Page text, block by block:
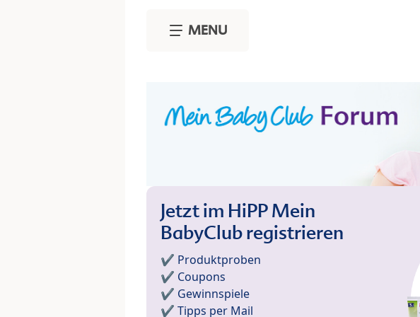
MENU
Jetzt im HiPP Mein
BabyClub registrieren
✔️ Produktproben
✔️ Coupons
✔️ Gewinnspiele
✔️ Tipps per Mail